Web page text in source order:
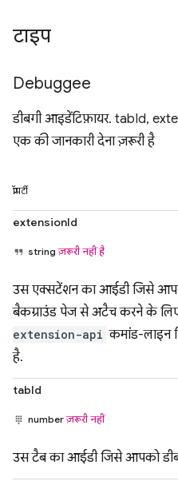
टाइप
Debuggee
डीबगी आइडेंटिफ़ायर. tabId,
एक की जानकारी देना ज़रूरी है
प्रॉपर्टी
extensionId
stringज़रूरी नहीं है
उस एक्सटेंशन का आईडी जिसे
बैकग्राउंड पेज से अटैच करने के
extension-api कमांड-लाइन
है.
tabId
numberज़रूरी नहीं
उस टैब का आईडी जिसे आपको